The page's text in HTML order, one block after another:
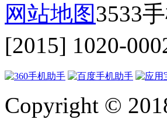
网站地图3533
[2015] 1020-
Copyright ©